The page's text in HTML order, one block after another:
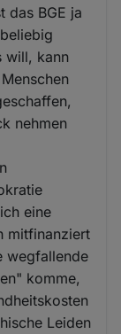
das BGE ja
will, kann
nehmen
eine
mitfinanziert
wegfallende
komme,
Leiden